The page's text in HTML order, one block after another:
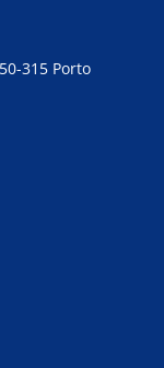
315 Porto